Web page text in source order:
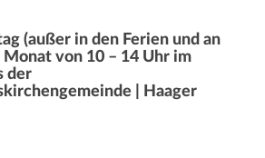
(außer in den Ferien und an
Monat von 10 – 14 Uhr im
der
| Haager